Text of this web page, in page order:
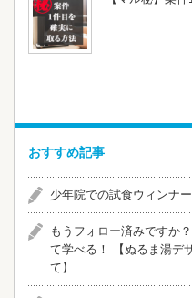
おすすめ記事
少年院での試食ウィンナ
もうフォロー済みですか
て学べる！ 【ぬるま湯デ
て】